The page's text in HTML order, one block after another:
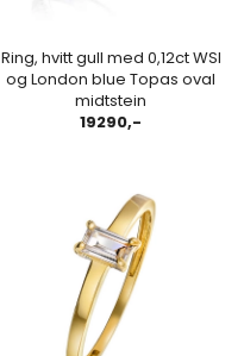
Ring, hvitt gull med 0,12ct WSI
og London blue Topas oval
midtstein
19290,-